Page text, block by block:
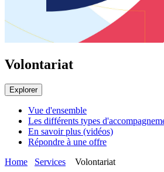
Volontariat
Explorer
Vue d'ensemble
Les différents types
En savoir plus (vidéos)
Répondre à une offre
Home
Services Volontariat